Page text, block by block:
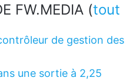
FW.MEDIA (tout
de gestion des
une sortie à 2,25